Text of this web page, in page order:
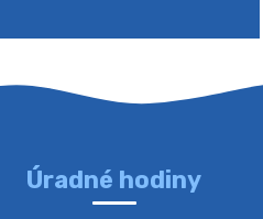
Úradné hodiny